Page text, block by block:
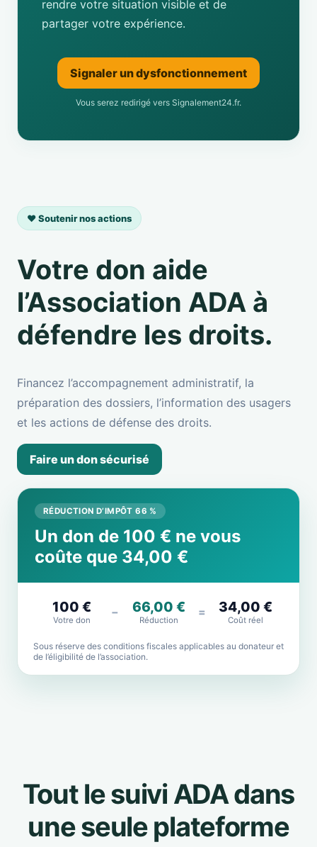
rendre votre situation visible et de
partager votre expérience.
Signaler un dysfonctionnement
Vous serez redirigé vers Signalement24.fr.
❤️ Soutenir nos actions
Votre don aide
l’Association ADA à
défendre les droits.
Financez l’accompagnement administratif, la
préparation des dossiers, l’information des usagers
et les actions de défense des droits.
Faire un don sécurisé
RÉDUCTION D’IMPÔT 66 %
Un don de 100 € ne vous
coûte que 34,00 €
100 €
Votre don
− 66,00 €
Réduction
= 34,00 €
Coût réel
Sous réserve des conditions fiscales applicables au donateur et
de l’éligibilité de l’association.
Tout le suivi ADA dans
une seule plateforme